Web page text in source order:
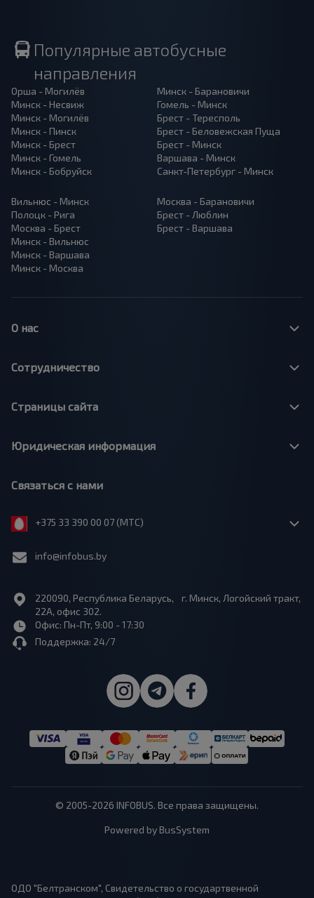
Популярные автобусные
направления
Орша - Могилёв
Минск - Несвиж
Минск - Могилёв
Минск - Пинск
Минск - Брест
Минск - Гомель
Минск - Бобруйск
Минск - Барановичи
Гомель - Минск
Брест - Тересполь
Брест - Беловежская Пуща
Брест - Минск
Варшава - Минск
Санкт-Петербург - Минск
Вильнюс - Минск
Полоцк - Рига
Москва - Брест
Минск - Вильнюс
Минск - Варшава
Минск - Москва
Москва - Барановичи
Брест - Люблин
Брест - Варшава
О нас
Сотрудничество
Страницы сайта
Юридическая информация
Связаться с нами
+375 33 390 00 07 (МТС)
info@infobus.by
220090, Республика Беларусь, г. Минск, Логойский тракт,
22А, офис 302.
Офис: Пн-Пт, 9:00 - 17:30
Поддержка: 24/7
© 2005-2026 INFOBUS. Все права защищены.
Powered by BusSystem
ОДО "Белтранском", Свидетельство о государтвенной